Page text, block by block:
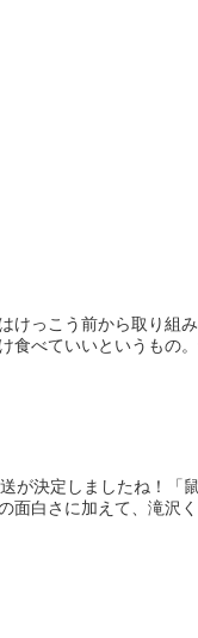
っこう前から取り組
べていいというもの。
が決定しましたね！「
白さに加えて、滝沢く